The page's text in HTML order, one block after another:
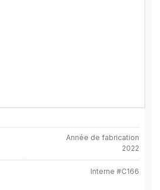
Année de fabrication
2022
Interne #C166